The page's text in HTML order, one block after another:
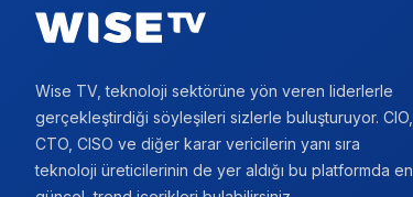
Wise TV, teknoloji sektörüne yön veren liderlerle
gerçekleştirdiği söyleşileri sizlerle buluşturuyor. CIO,
CTO, CISO ve diğer karar vericilerin yanı sıra
teknoloji üreticilerinin de yer aldığı bu platformda en